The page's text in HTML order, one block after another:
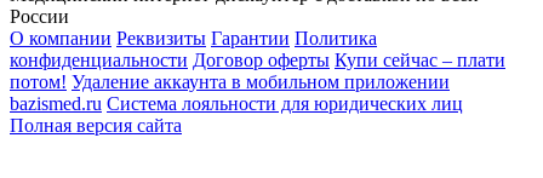
России
О компании Реквизиты Гарантии Политика
конфиденциальности Договор оферты Купи сейчас – плати
потом! Удаление аккаунта в мобильном приложении
bazismed.ru Система лояльности для юридических лиц
Полная версия сайта